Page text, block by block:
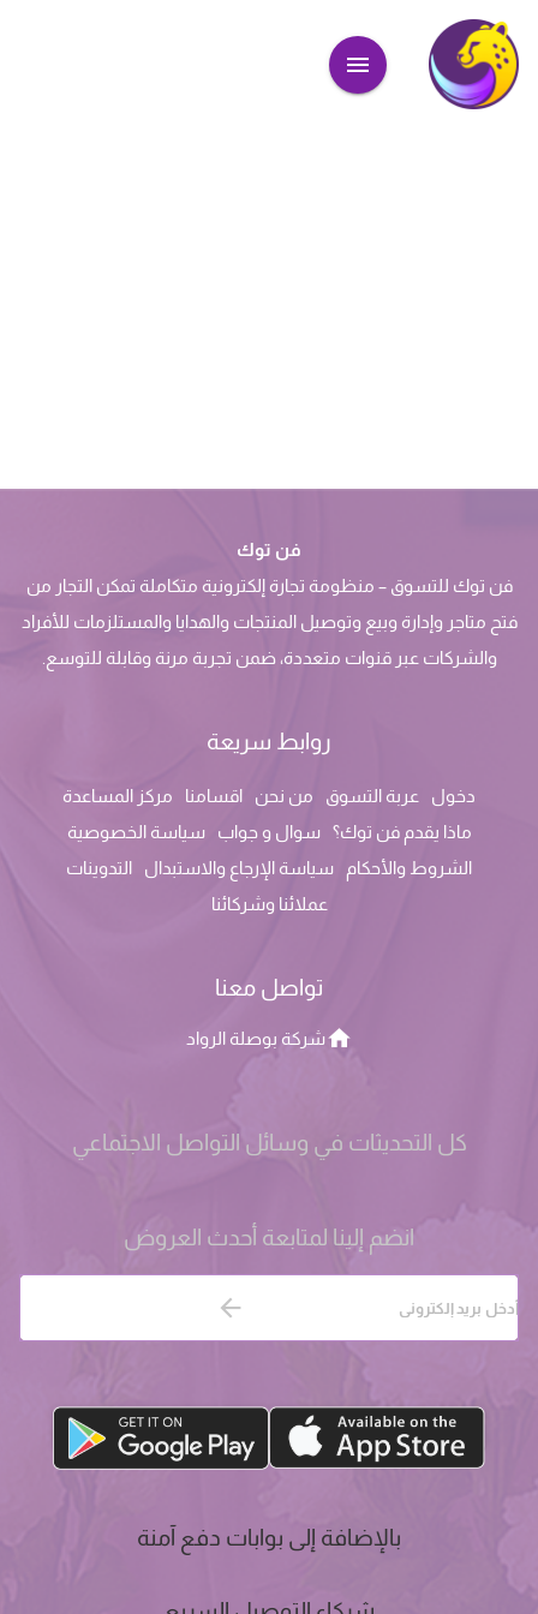
فن توك
فن توك للتسوق – منظومة تجارة إلكترونية متكاملة تمكن التجار من
فتح متاجر وإدارة وبيع وتوصيل المنتجات والهدايا والمستلزمات للأفراد
والشركات عبر قنوات متعددة، ضمن تجربة مرنة وقابلة للتوسع.
روابط سريعة
دخول عربة التسوق من نحن اقسامنا
مركز المساعدة
ماذا يقدم فن توك؟
سوال و جواب
سياسة الخصوصية
الشروط والأحكام
سياسة الإرجاع والاستبدال
التدوينات
عملائنا وشركائنا
تواصل معنا
شركة بوصلة الرواد
كل التحديثات في وسائل التواصل الاجتماعي
انضم إلينا لمتابعة أحدث العروض
بالإضافة إلى بوابات دفع آمنة